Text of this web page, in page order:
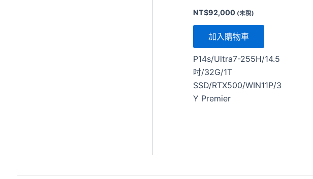
NT$92,000 (未稅)
加入購物車
P14s/Ultra7-255H/14.5
吋/32G/1T
SSD/RTX500/WIN11P/3
Y Premier